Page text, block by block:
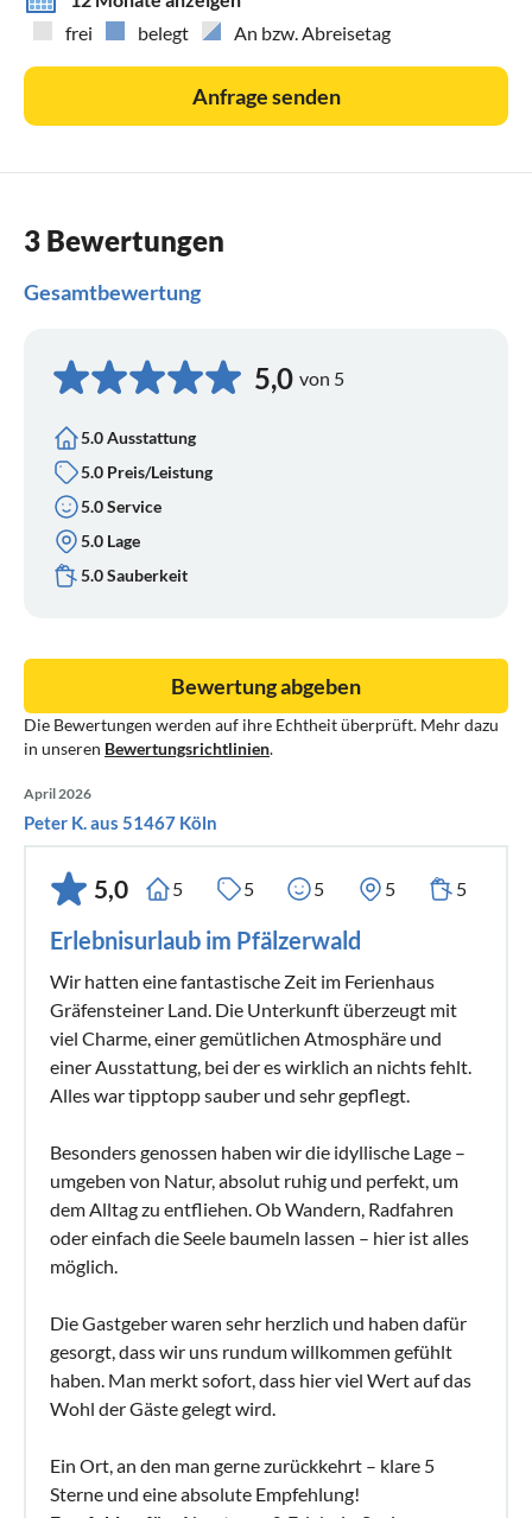
Das Laden von E-Fahrzeugen und die Nutzung von
elektrischen Heizgeräten ist nicht erlaubt.
Bitte füllen Sie bei Buchungsanfragen das Kontaktformular
frei
belegt An bzw. Abreisetag
Anfrage senden
3 Bewertungen
Gesamtbewertung
5,0 von 5
5.0 Ausstattung
5.0 Preis/Leistung
5.0 Service
5.0 Lage
5.0 Sauberkeit
Die Bewertungen werden auf ihre Echtheit überprüft. Mehr dazu
in unseren Bewertungsrichtlinien.
Bewertung abgeben
April 2026
Peter K. aus 51467 Köln
5,0 5 5 5 5 5
Erlebnisurlaub im Pfälzerwald
Wir hatten eine fantastische Zeit im Ferienhaus
Gräfensteiner Land. Die Unterkunft überzeugt mit
viel Charme, einer gemütlichen Atmosphäre und
einer Ausstattung, bei der es wirklich an nichts fehlt.
Alles war tipptopp sauber und sehr gepflegt.
Besonders genossen haben wir die idyllische Lage –
umgeben von Natur, absolut ruhig und perfekt, um
dem Alltag zu entfliehen. Ob Wandern, Radfahren
oder einfach die Seele baumeln lassen – hier ist alles
möglich.
Die Gastgeber waren sehr herzlich und haben dafür
gesorgt, dass wir uns rundum willkommen gefühlt
haben. Man merkt sofort, dass hier viel Wert auf das
Wohl der Gäste gelegt wird.
Ein Ort, an den man gerne zurückkehrt – klare 5
Sterne und eine absolute Empfehlung!